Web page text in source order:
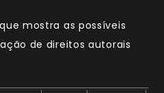
mostra as possíveis
de direitos autorais